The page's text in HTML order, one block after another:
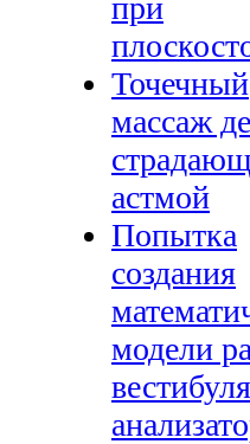
при
Точечный
массаж
астмой
Попытка
создания
модели